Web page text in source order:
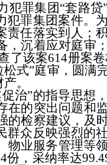
罪集团“套路贷
罪集团案件。
任落实到人；
沉着应对庭审
了该案614册案
式”庭审，圆满
。
”的指导思想
的突出问题和
检察建议，及
众反映强烈的
业服务管理等
，采纳率达